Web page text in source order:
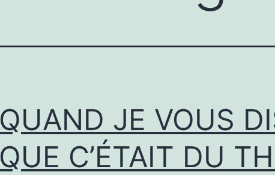
QUAND JE VOUS
QUE C’ÉTAIT DU